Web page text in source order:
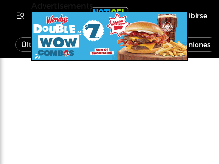
Inscribirse
Última Hora Noticias Economía Opiniones
Advertisements